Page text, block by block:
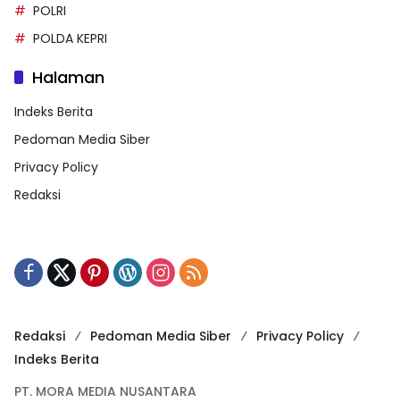
POLRI
POLDA KEPRI
Halaman
Indeks Berita
Pedoman Media Siber
Privacy Policy
Redaksi
Redaksi Pedoman Media Siber
Privacy Policy
Indeks Berita
PT. MORA MEDIA NUSANTARA